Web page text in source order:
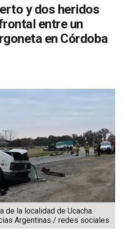
y dos heridos
entre un
en Córdoba
de la localidad de Ucacha.
Argentinas / redes sociales